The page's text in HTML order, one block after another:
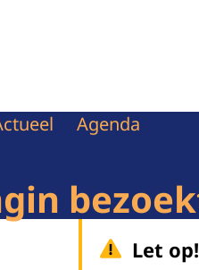
Agenda
Let op!